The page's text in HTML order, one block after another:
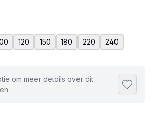
120 150 180 220
240
om meer details over dit